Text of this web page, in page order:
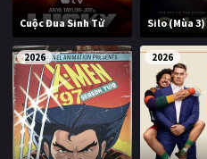
Cuộc Đua Sinh Tử Silo (Mùa 3)
2026 2026